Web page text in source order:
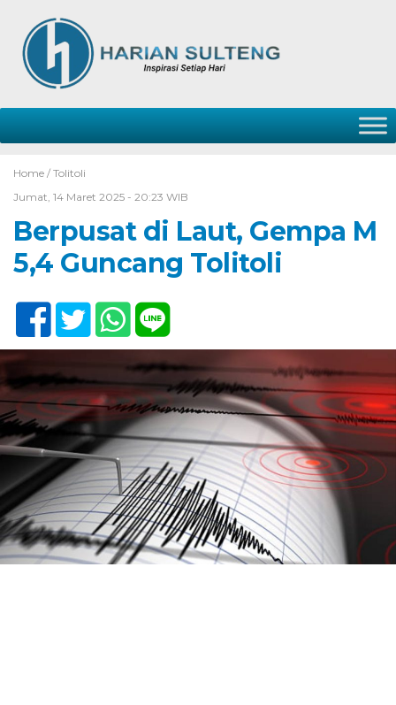
Home / Tolitoli
Jumat, 14 Maret 2025 - 20:23 WIB
Berpusat di Laut, Gempa M
5,4 Guncang Tolitoli